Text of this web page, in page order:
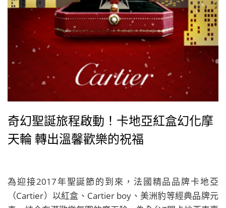
奇幻聖誕旅程啟動！卡地亞紅盒幻化摩
天輪 轉出溫馨歡樂的祝福
為迎接2017年聖誕節的到來，法國精品品牌卡地亞
（Cartier）以紅盒、Cartier boy、美洲豹等經典品牌元